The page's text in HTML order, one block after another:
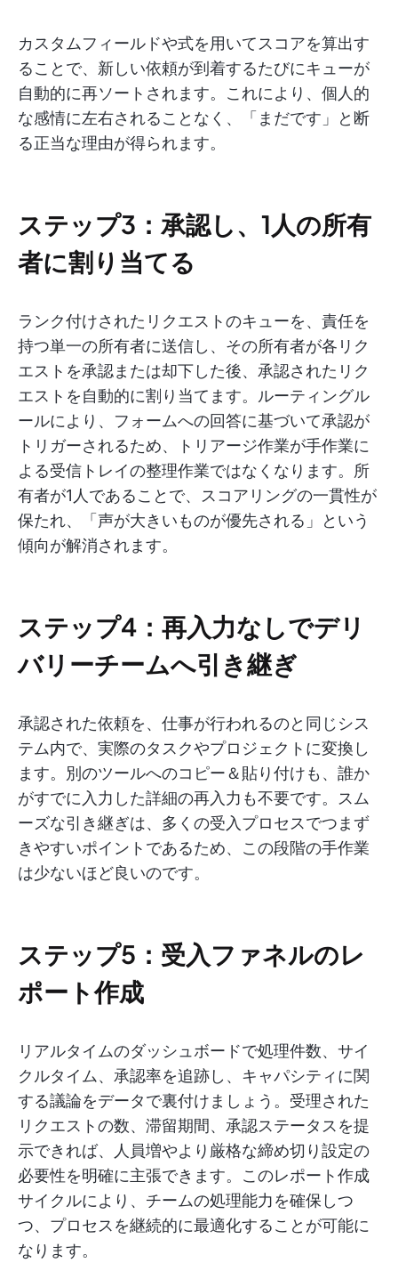
カスタムフィールドや式を用いてスコアを算出す
ることで、新しい依頼が到着するたびにキューが
自動的に再ソートされます。これにより、個人的
な感情に左右されることなく、「まだです」と断
る正当な理由が得られます。
ステップ3：承認し、1人の所有
者に割り当てる
ランク付けされたリクエストのキューを、責任を
持つ単一の所有者に送信し、その所有者が各リク
エストを承認または却下した後、承認されたリク
エストを自動的に割り当てます。ルーティングル
ールにより、フォームへの回答に基づいて承認が
トリガーされるため、トリアージ作業が手作業に
よる受信トレイの整理作業ではなくなります。所
有者が1人であることで、スコアリングの一貫性が
保たれ、「声が大きいものが優先される」という
傾向が解消されます。
ステップ4：再入力なしでデリ
バリーチームへ引き継ぎ
承認された依頼を、仕事が行われるのと同じシス
テム内で、実際のタスクやプロジェクトに変換し
ます。別のツールへのコピー＆貼り付けも、誰か
がすでに入力した詳細の再入力も不要です。スム
ーズな引き継ぎは、多くの受入プロセスでつまず
きやすいポイントであるため、この段階の手作業
は少ないほど良いのです。
ステップ5：受入ファネルのレ
ポート作成
リアルタイムのダッシュボードで処理件数、サイ
クルタイム、承認率を追跡し、キャパシティに関
する議論をデータで裏付けましょう。受理された
リクエストの数、滞留期間、承認ステータスを提
示できれば、人員増やより厳格な締め切り設定の
必要性を明確に主張できます。このレポート作成
サイクルにより、チームの処理能力を確保しつ
つ、プロセスを継続的に最適化することが可能に
なります。